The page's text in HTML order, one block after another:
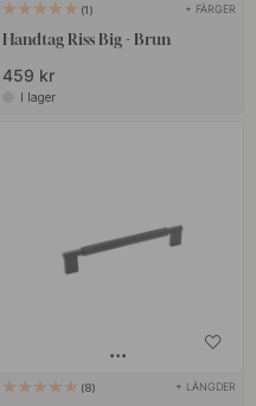
1 + FÄRGER
Handtag Riss Big - Brun
459 kr
I lager
8 + LÄNGDER